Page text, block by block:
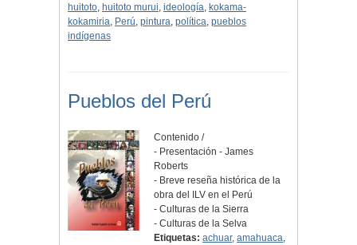
huitoto, huitoto murui, ideología, kokama-
kokamiria, Perú, pintura, política, pueblos
indígenas
Pueblos del Perú
Contenido /
- Presentación - James
Roberts
- Breve reseña histórica de la
obra del ILV en el Perú
- Culturas de la Sierra
- Culturas de la Selva
Etiquetas: achuar,amahuaca,